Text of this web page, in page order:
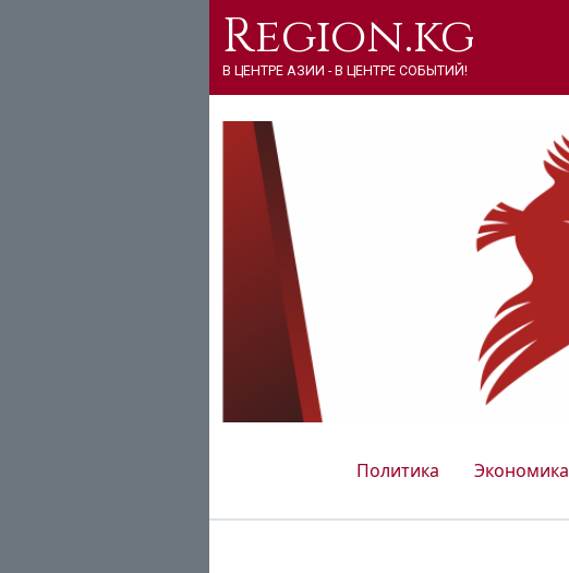
Region.kg
В ЦЕНТРЕ АЗИИ - В ЦЕНТРЕ СОБЫТИЙ!
Политика Экономика